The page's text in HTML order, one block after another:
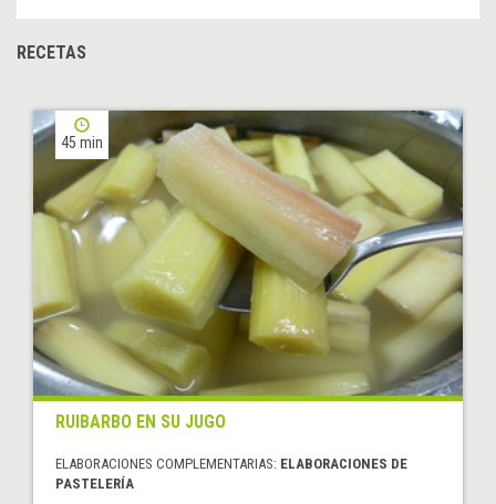
RECETAS
45 min
RUIBARBO EN SU JUGO
ELABORACIONES COMPLEMENTARIAS: ELABORACIONES DE
PASTELERÍA